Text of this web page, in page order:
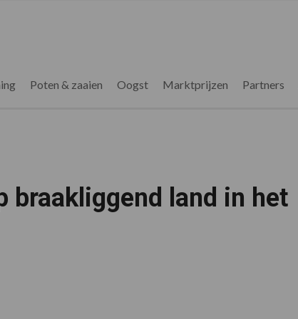
Poten & zaaien Oogst Marktprijzen Partners
braakliggend land in het